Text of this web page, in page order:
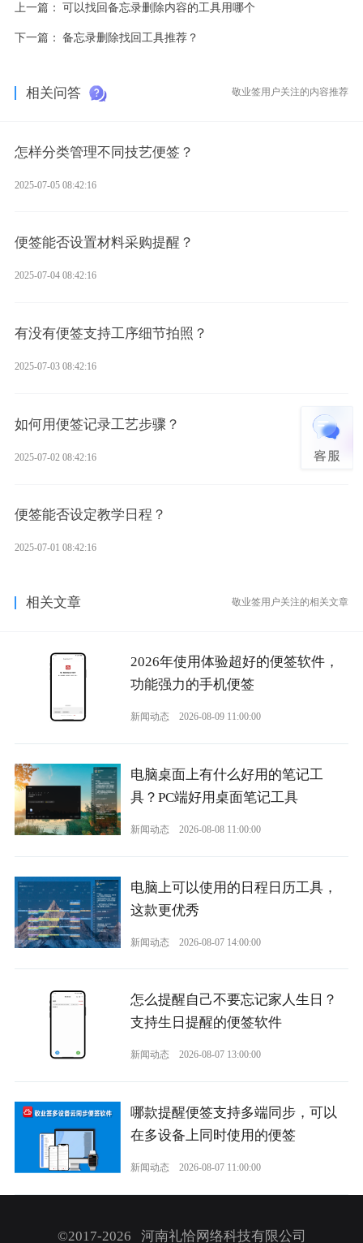
上一篇： 可以找回备忘录删除内容的工具用哪个
下一篇： 备忘录删除找回工具推荐？
相关问答 敬业签用户关注的内容推荐
怎样分类管理不同技艺便签？
2025-07-05 08:42:16
便签能否设置材料采购提醒？
2025-07-04 08:42:16
有没有便签支持工序细节拍照？
2025-07-03 08:42:16
如何用便签记录工艺步骤？
2025-07-02 08:42:16
便签能否设定教学日程？
2025-07-01 08:42:16
相关文章 敬业签用户关注的相关文章
2026年使用体验超好的便签软件，
功能强力的手机便签
新闻动态 2026-08-09 11:00:00
电脑桌面上有什么好用的笔记工
具？PC端好用桌面笔记工具
新闻动态 2026-08-08 11:00:00
电脑上可以使用的日程日历工具，
这款更优秀
新闻动态 2026-08-07 14:00:00
怎么提醒自己不要忘记家人生日？
支持生日提醒的便签软件
新闻动态 2026-08-07 13:00:00
哪款提醒便签支持多端同步，可以
在多设备上同时使用的便签
新闻动态 2026-08-07 11:00:00
©2017-2026 河南礼恰网络科技有限公司